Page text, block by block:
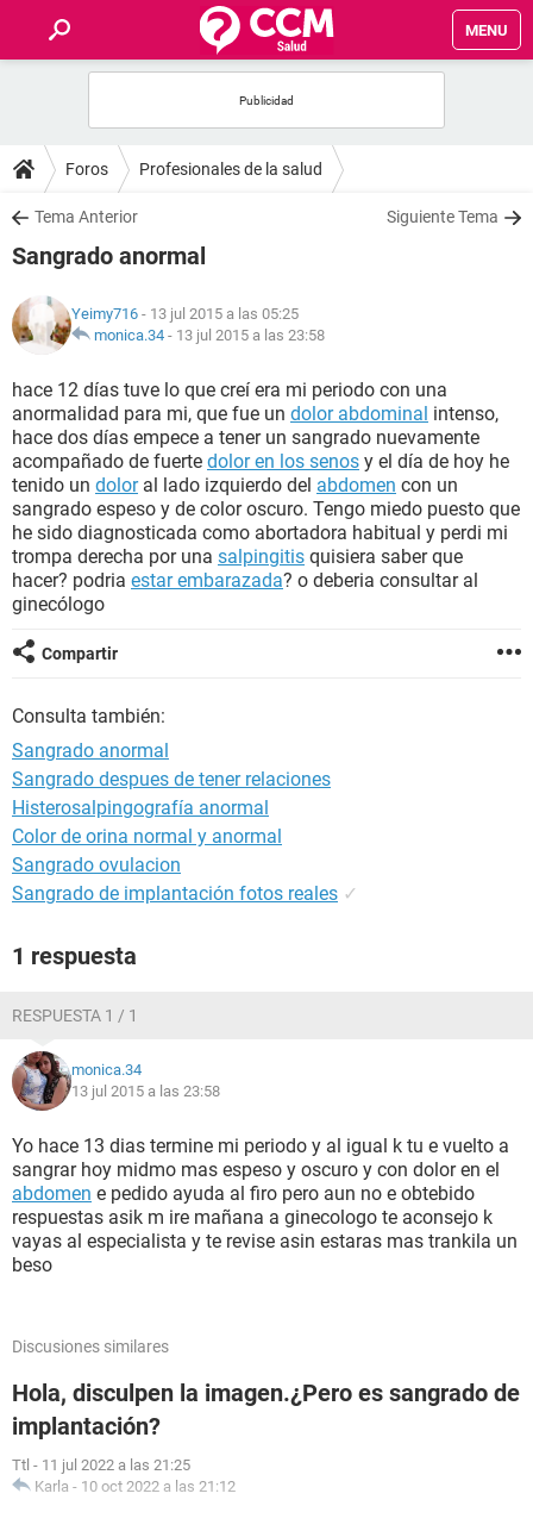
MENU
FOROS
SALUD
FAMILIA
NUTRICIÓN
BIENESTAR
SEXUALIDAD
GLOSARIO
Foros Profesionales de la salud
Tema Anterior Siguiente Tema
Sangrado anormal
Yeimy716 - 13 jul 2015 a las 05:25
monica.34 - 13 jul 2015 a las 23:58
hace 12 días tuve lo que creí era mi periodo con una
anormalidad para mi, que fue un dolor abdominal intenso,
hace dos días empece a tener un sangrado nuevamente
acompañado de fuerte dolor en los senos y el día de hoy he
tenido un doloral lado izquierdo del abdomen con un
sangrado espeso y de color oscuro. Tengo miedo puesto que
he sido diagnosticada como abortadora habitual y perdi mi
trompa derecha por una salpingitis quisiera saber que
hacer? podria estar embarazada? o deberia consultar al
ginecólogo
Compartir
Consulta también:
Sangrado anormal
Sangrado despues de tener relaciones
Histerosalpingografía anormal
Color de orina normal y anormal
Sangrado ovulacion
Sangrado de implantación fotos reales ✓
1 respuesta
RESPUESTA 1 / 1
monica.34
13 jul 2015 a las 23:58
Yo hace 13 dias termine mi periodo y al igual k tu e vuelto a
sangrar hoy midmo mas espeso y oscuro y con dolor en el
abdomen e pedido ayuda al firo pero aun no e obtebido
respuestas asik m ire mañana a ginecologo te aconsejo k
vayas al especialista y te revise asin estaras mas trankila un
beso
Discusiones similares
Hola, disculpen la imagen.¿Pero es sangrado de
implantación?
Ttl - 11 jul 2022 a las 21:25
Karla - 10 oct 2022 a las 21:12